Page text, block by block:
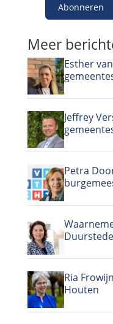
Abonneren
Meer
Esther
Jeffrey
Petra
Ria
Houten